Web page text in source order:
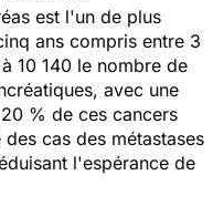
est l'un de plus
ans compris entre 3
10 140 le nombre de
avec une
% de ces cancers
cas des métastases
l'espérance de